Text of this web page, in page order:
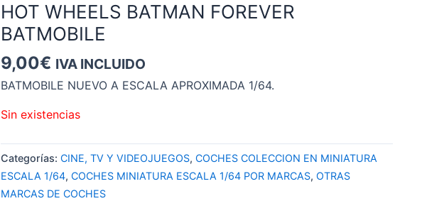
HOT WHEELS BATMAN FOREVER
BATMOBILE
9,00€ IVA INCLUIDO
BATMOBILE NUEVO A ESCALA APROXIMADA 1/64.
Sin existencias
Categorías: CINE, TV Y VIDEOJUEGOS, COCHES COLECCION EN MINIATURA
ESCALA 1/64, COCHES MINIATURA ESCALA 1/64 POR MARCAS, OTRAS
MARCAS DE COCHES